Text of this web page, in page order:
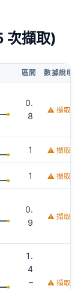
次擷取)
區間 數據說明
0.
8
⚠ 擷取時
1 ⚠ 擷取時
1 ⚠ 擷取時
0.
9
⚠ 擷取時
1.
4
–
⚠ 擷取時